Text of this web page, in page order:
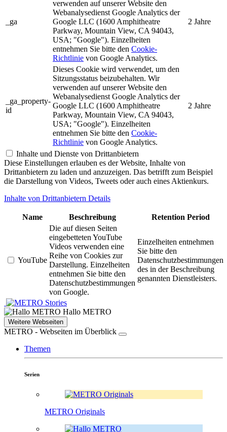
_ga
verwenden auf unserer Website den
Webanalysedienst Google Analytics der
Google LLC (1600 Amphitheatre
Parkway, Mountain View, CA 94043,
USA; "Google"). Einzelheiten
entnehmen Sie bitte den Cookie-
Richtlinie von Google Analytics.
2 Jahre
_ga_property-
id
Dieses Cookie wird verwendet, um den
Sitzungsstatus beizubehalten. Wir
verwenden auf unserer Website den
Webanalysedienst Google Analytics der
Google LLC (1600 Amphitheatre
Parkway, Mountain View, CA 94043,
USA; "Google"). Einzelheiten
entnehmen Sie bitte den Cookie-
Richtlinie von Google Analytics.
2 Jahre
Inhalte und Dienste von Drittanbietern
Diese Einstellungen erlauben es der Website, Inhalte von
Drittanbietern zu laden und anzuzeigen. Das betrifft zum Beispiel
die Darstellung von Videos, Tweets oder auch eines Aktienkurs.
Inhalte von Drittanbietern Details
Name Beschreibung Retention Period
YouTube
Die auf diesen Seiten
eingebetteten YouTube
Videos verwenden eine
Reihe von Cookies zur
Darstellung. Einzelheiten
entnehmen Sie bitte den
Datenschutzbestimmungen
von Google.
Einzelheiten entnehmen
Sie bitte den
Datenschutzbestimmungen
des in der Beschreibung
genannten Dienstleisters.
Stories
Hallo METRO
Weitere Webseiten
METRO - Webseiten im Überblick
Themen
Serien
METRO Originals